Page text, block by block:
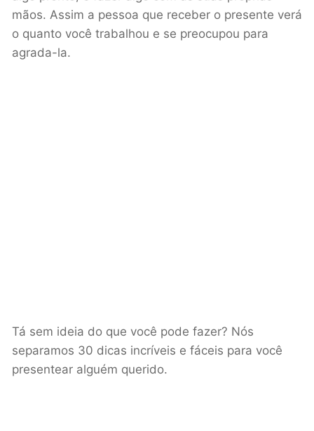
mãos. Assim a pessoa que receber o presente verá
o quanto você trabalhou e se preocupou para
agrada-la.
Tá sem ideia do que você pode fazer? Nós
separamos 30 dicas incríveis e fáceis para você
presentear alguém querido.